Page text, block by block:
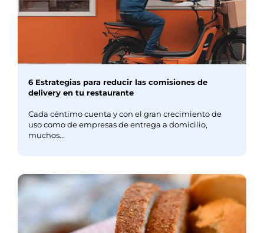
6 Estrategias para reducir las comisiones de
delivery en tu restaurante
Cada céntimo cuenta y con el gran crecimiento de
uso como de empresas de entrega a domicilio,
muchos...